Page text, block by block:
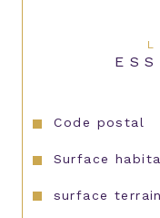
Caractéristiques Valeurs
Code postal
Surface
surface terrain